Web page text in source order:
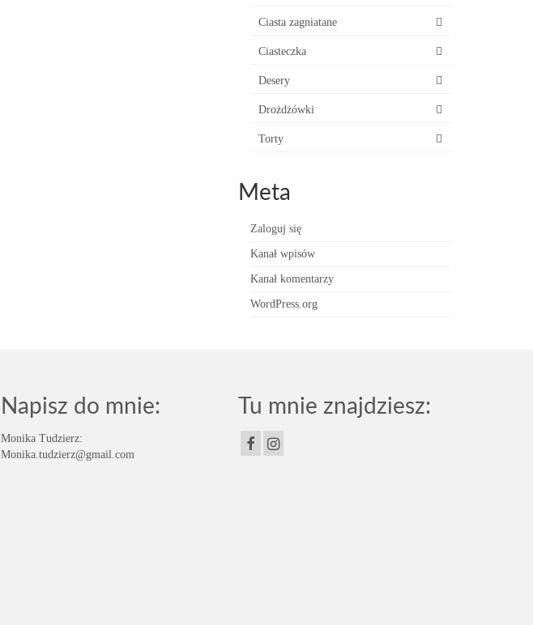
Ciasta zagniatane
Ciasteczka
Desery
Drożdżówki
Torty
Meta
Zaloguj się
Kanał wpisów
Kanał komentarzy
WordPress.org
Napisz do mnie:
Monika Tudzierz:
Monika.tudzierz@gmail.com
Tu mnie znajdziesz: